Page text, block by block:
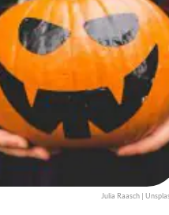
Julia Raasch |